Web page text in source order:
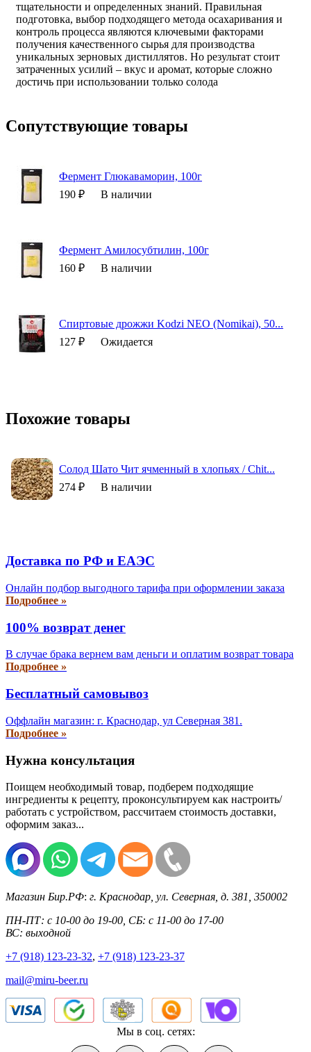
тщательности и определенных знаний. Правильная
подготовка, выбор подходящего метода осахаривания и
контроль процесса являются ключевыми факторами
получения качественного сырья для производства
уникальных зерновых дистиллятов. Но результат стоит
затраченных усилий – вкус и аромат, которые сложно
достичь при использовании только солода
Сопутствующие товары
Фермент Глюкаваморин, 100г
190 ₽
В наличии
Фермент Амилосубтилин, 100г
160 ₽
В наличии
Спиртовые дрожжи Kodzi NEO (Nomikai), 50...
127 ₽
Ожидается
Похожие товары
Солод Шато Чит ячменный в хлопьях / Chit...
274 ₽
В наличии
Доставка по РФ и EAЭС
Онлайн подбор выгодного тарифа при оформлении заказа
Подробнее »
100% возврат денег
В случае брака вернем вам деньги и оплатим возврат товара
Подробнее »
Бесплатный самовывоз
Оффлайн магазин: г. Краснодар, ул Северная 381.
Подробнее »
Нужна консультация
Поищем необходимый товар, подберем подходящие
ингредиенты к рецепту, проконсультируем как настроить/
работать с устройством, рассчитаем стоимость доставки,
оформим заказ...
Магазин Бир.РФ: г. Краснодар ул. Северная, д. 381 350002
ПН-ПТ: с 10-00 до 19-00, СБ: с 11-00 до 17-00
ВС: выходной
+7 (918) 123-23-32, +7 (918) 123-23-37
mail@miru-beer.ru
Мы в соц. сетях: